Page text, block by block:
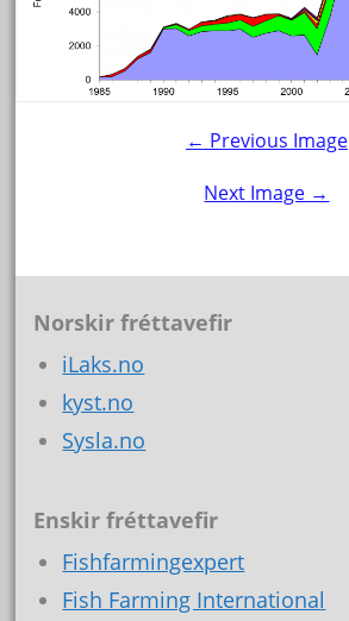
← Previous Image
Next Image →
Norskir fréttavefir
iLaks.no
kyst.no
Sysla.no
Enskir fréttavefir
Fishfarmingexpert
Fish Farming International